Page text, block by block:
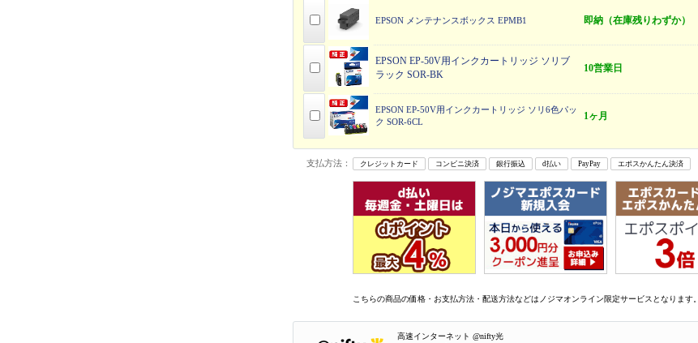
EPSON メンテナンスボックス EPMB1 即納（在庫残りわずか）
EPSON EP-50V用インクカートリッジ ソリブ
ラック SOR-BK
10営業日
EPSON EP-50V用インクカートリッジ ソリ6色パッ
ク SOR-6CL
1ヶ月
支払方法： クレジットカード コンビニ決済 銀行振込 d払い PayPay エポスかんたん決済
こちらの商品の価格・お支払方法・配送方法などはノジマオンライン限定サービスとなります。
高速インターネット @nifty光